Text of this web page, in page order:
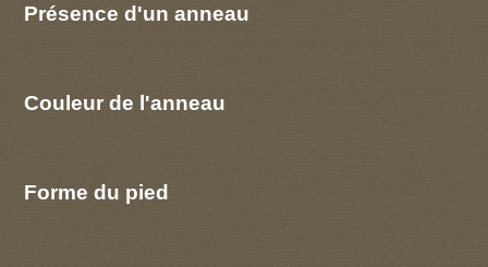
Présence d'un anneau
Couleur de l'anneau
Forme du pied